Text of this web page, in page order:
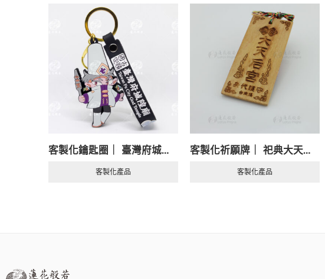
客製化鑰匙圈｜ 臺灣府城隍廟 PVC 七爺
客製化產品
客製化祈願牌｜ 祀典大天后宮
客製化產品